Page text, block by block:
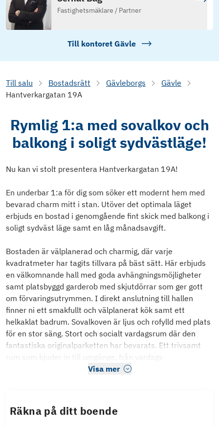
Fastighetsmäklare / Partner
Till kontoret Gävle
Till salu Bostadsrätt Gävleborgs
Gävle
Hantverkargatan 19A
Rymlig 1:a med sovalkov och
balkong i soligt sydvästläge!
Nu kan vi stolt presentera Hantverkargatan 19A!
En underbar 1:a för dig som söker ett modernt hem med
bevarad charm mitt i stan. Utöver det optimala läget
erbjuds en bostad i genomgående fint skick med balkong i
soligt sydväst läge samt en låg månadsavgift.
Bostaden är välplanerad och charmig, där varje
kvadratmeter har tagits tillvara på bäst sätt. Här erbjuds
en välkomnande hall med goda avhängningsmöjligheter
samt platsbyggd garderob med skjutdörrar som ger gott
om förvaringsutrymmen. I direkt anslutning till hallen
finner ni ett smakfullt och välplanerat kök samt ett
helkaklat badrum. Sovalkoven är ljus och rofylld med plats
för en stor säng. Stort och socialt vardagsrum där den
fantastiska originalparketten har bevarats. Ett trivsamt
rum som bjuder in till umgänge, från vardags
Visa mer
Räkna på ditt boende